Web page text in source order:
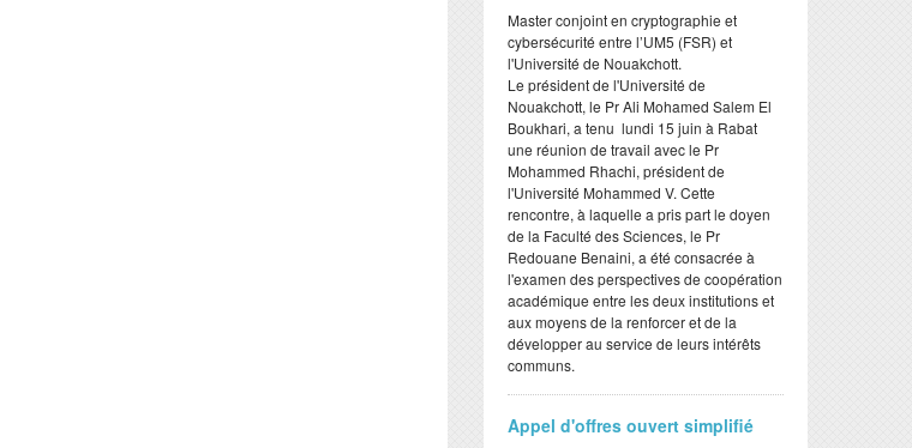
Master conjoint en cryptographie et
cybersécurité entre l’UM5 (FSR) et
l'Université de Nouakchott.
Le président de l'Université de
Nouakchott, le Pr Ali Mohamed Salem El
Boukhari, a tenu lundi 15 juin à Rabat
une réunion de travail avec le Pr
Mohammed Rhachi, président de
l'Université Mohammed V. Cette
rencontre, à laquelle a pris part le doyen
de la Faculté des Sciences, le Pr
Redouane Benaini, a été consacrée à
l'examen des perspectives de coopération
académique entre les deux institutions et
aux moyens de la renforcer et de la
développer au service de leurs intérêts
communs.
Appel d'offres ouvert simplifié